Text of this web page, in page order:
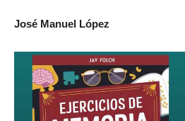
José Manuel López